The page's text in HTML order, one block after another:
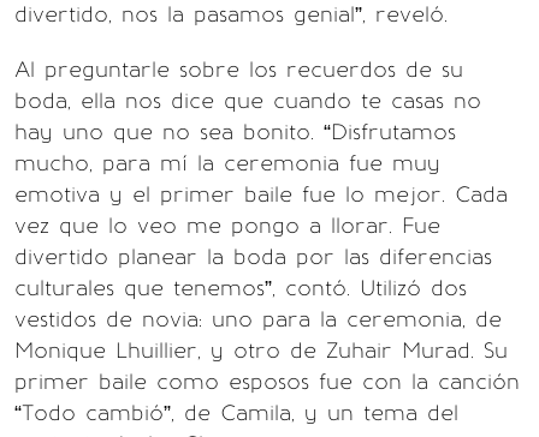
divertido, nos la pasamos genial”, reveló.
Al preguntarle sobre los recuerdos de su
boda, ella nos dice que cuando te casas no
hay uno que no sea bonito. “Disfrutamos
mucho, para mí la ceremonia fue muy
emotiva y el primer baile fue lo mejor. Cada
vez que lo veo me pongo a llorar. Fue
divertido planear la boda por las diferencias
culturales que tenemos”, contó. Utilizó dos
vestidos de novia: uno para la ceremonia, de
Monique Lhuillier, y otro de Zuhair Murad. Su
primer baile como esposos fue con la canción
“Todo cambió”, de Camila, y un tema del